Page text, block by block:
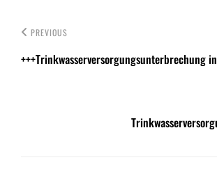
PREVIOUS
+++Trinkwasserversorgungsunterbrechung